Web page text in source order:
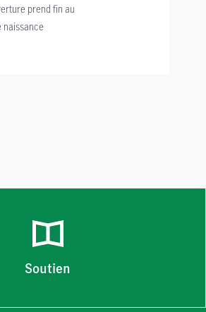
prend fin au
naissance
Soutien